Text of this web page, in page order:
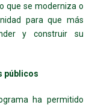
que se moderniza o
para que más
y construir su
públicos
ha permitido